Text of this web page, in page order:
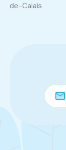
de-Calais